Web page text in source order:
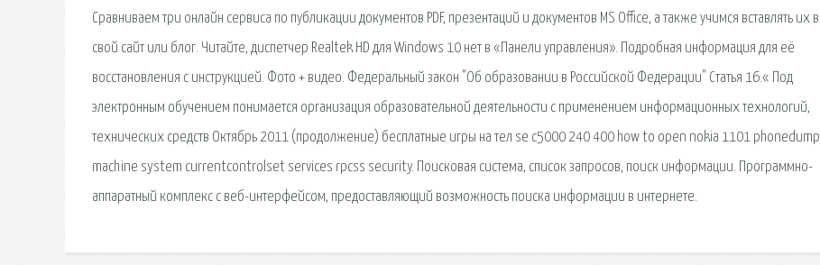
Сравниваем три онлайн сервиса по публикации документов PDF, презентаций и документов MS Office, а также учимся вставлять их в
свой сайт или блог. Читайте, диспетчер Realtek HD для Windows 10 нет в «Панели управления». Подробная информация для её
восстановления с инструкцией. Фото + видео. Федеральный закон "Об образовании в Российской Федерации" Статья 16.« Под
электронным обучением понимается организация образовательной деятельности с применением информационных технологий,
технических средств Октябрь 2011 (продолжение) бесплатные игры на тел se c5000 240 400 how to open nokia 1101 phonedump
machine system currentcontrolset services rpcss security. Поисковая сиcтема, список запросов, поиск информации. Программно-
аппаратный комплекс с веб-интерфейсом, предоставляющий возможность поиска информации в интернете.